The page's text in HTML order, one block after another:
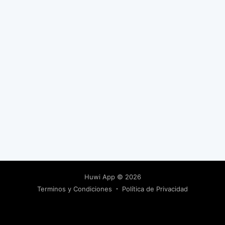
Huwi App© 2026
Terminos y Condiciones
Política de Privacidad